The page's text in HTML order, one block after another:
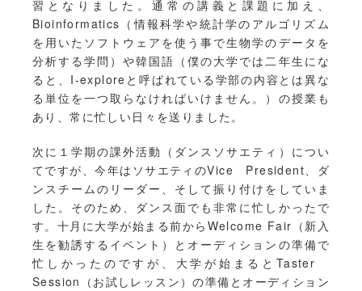
習となりました。通常の講義と課題に加え、
Bioinformatics（情報科学や統計学のアルゴリズム
を用いたソフトウェアを使う事で生物学のデータを
分析する学問）や韓国語（僕の大学では二年生にな
ると、I-exploreと呼ばれている学部の内容とは異な
る単位を一つ取らなければいけません。）の授業も
あり、常に忙しい日々を送りました。
次に１学期の課外活動（ダンスソサエティ）につい
てですが、今年はソサエティのVice President、ダ
ンスチームのリーダー、そして振り付けをしていま
した。そのため、ダンス面でも非常に忙しかったで
す。十月に大学が始まる前からWelcome Fair（新入
生を勧誘するイベント）とオーディションの準備で
忙しかったのですが、大学が始まるとTaster
Session（お試しレッスン）の準備とオーディション